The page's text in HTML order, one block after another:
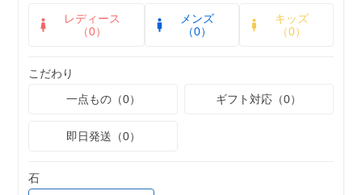
レディース
（0）
メンズ
（0）
キッズ
（0）
こだわり
一点もの（0）
ギフト対応（0）
即日発送（0）
石